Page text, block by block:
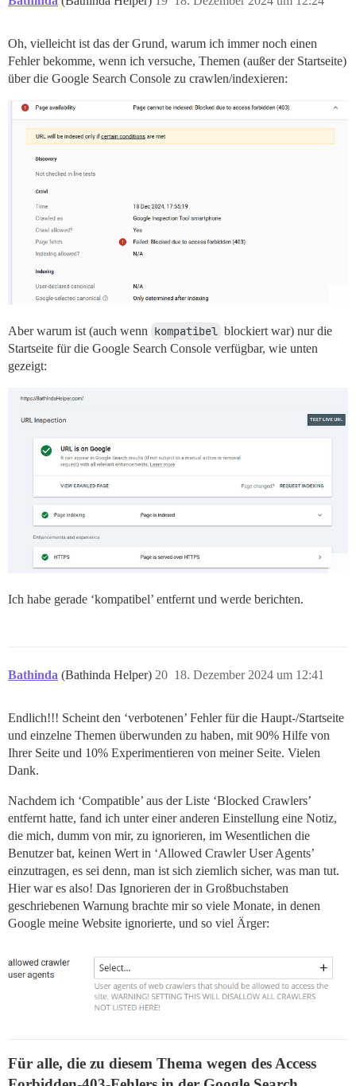
Oh, vielleicht ist das der Grund, warum ich immer noch einen
Fehler bekomme, wenn ich versuche, Themen (außer der Startseite)
über die Google Search Console zu crawlen/indexieren:
Aber warum ist (auch wenn kompatibel blockiert war) nur die
Startseite für die Google Search Console verfügbar, wie unten
gezeigt:
Ich habe gerade ‘kompatibel’ entfernt und werde berichten.
Bathinda (Bathinda Helper) 18. Dezember 2024 um 12:41
20
Endlich!!! Scheint den ‘verbotenen’ Fehler für die Haupt-/Startseite
und einzelne Themen überwunden zu haben, mit 90% Hilfe von
Ihrer Seite und 10% Experimentieren von meiner Seite. Vielen
Dank.
Nachdem ich ‘Compatible’ aus der Liste ‘Blocked Crawlers’
entfernt hatte, fand ich unter einer anderen Einstellung eine Notiz,
die mich, dumm von mir, zu ignorieren, im Wesentlichen die
Benutzer bat, keinen Wert in ‘Allowed Crawler User Agents’
einzutragen, es sei denn, man ist sich ziemlich sicher, was man tut.
Hier war es also! Das Ignorieren der in Großbuchstaben
geschriebenen Warnung brachte mir so viele Monate, in denen
Google meine Website ignorierte, und so viel Ärger:
Für alle, die zu diesem Thema wegen des Access